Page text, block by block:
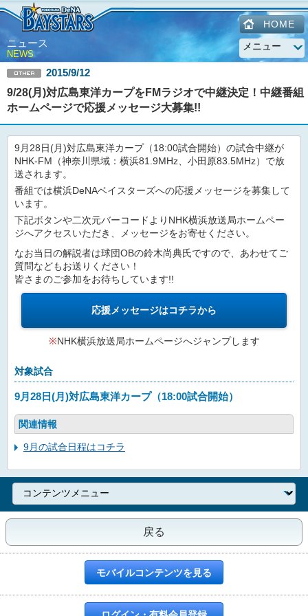
HOME
ニュース
NEWS
2015/9/12
9/28(月)対広島東洋カープをFMラジオで中継決定！中継番組
ホームページで応援メッセージ大募集!!
9月28日(月)対広島東洋カープ（18:00試合開始）の試合中継が
NHK-FM（神奈川県域：横浜81.9MHz、小田原83.5MHz）で放
送されます。
番組では横浜DeNAベイスターズへの応援メッセージを募集して
います。
下記ボタンや二次元バーコードよりNHK横浜放送局ホームペー
ジへアクセスいただき、メッセージをお寄せください。
なお当日の解説者は球団OBの鈴木尚典氏ですので、あわせてご
質問などもお送りください！
皆さまのご参加をお待ちしています!!
応援メッセージはコチラから
※NHK横浜放送局ホームページへジャンプします
対象試合
9月28日(月)対広島東洋カープ（18:00試合開始）
関連情報
9月の試合日程はコチラ
戻る
モバイルコンテンツを見る